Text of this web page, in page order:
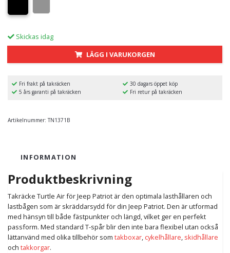
Skickas idag
LÄGG I VARUKORGEN
Fri frakt på takräcken
30 dagars öppet köp
5 års garanti på takräcken
Fri retur på takräcken
Artikelnummer: TN1371B
INFORMATION
Produktbeskrivning
Takräcke Turtle Air för Jeep Patriot är den optimala lasthållaren och
lastbågen som är skräddarsydd för din Jeep Patriot. Den är utformad
med hänsyn till både fästpunkter och längd, vilket ger en perfekt
passform. Med standard T-spår blir den inte bara flexibel utan också
lättanvänd med olika tillbehör som takboxar, cykelhållare, skidhållare
och takkorgar.